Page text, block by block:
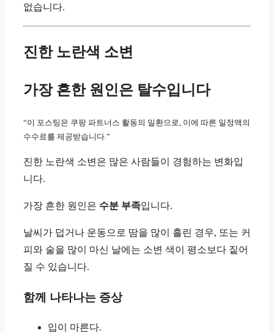
없습니다.
진한 노란색 소변
가장 흔한 원인은 탈수입니다
“이 포스팅은 쿠팡 파트너스 활동의 일환으로, 이에 따른 일정액의
수수료를 제공받습니다.”
진한 노란색 소변은 많은 사람들이 경험하는 변화입
니다.
가장 흔한 원인은 수분 부족입니다.
날씨가 덥거나 운동으로 땀을 많이 흘린 경우, 또는 커
피와 술을 많이 마신 날에는 소변 색이 평소보다 짙어
질 수 있습니다.
함께 나타나는 증상
입이 마른다.